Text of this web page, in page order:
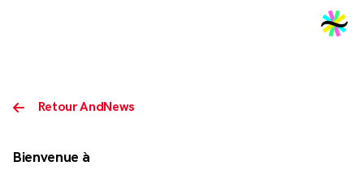
Retour AndNews
Bienvenue à